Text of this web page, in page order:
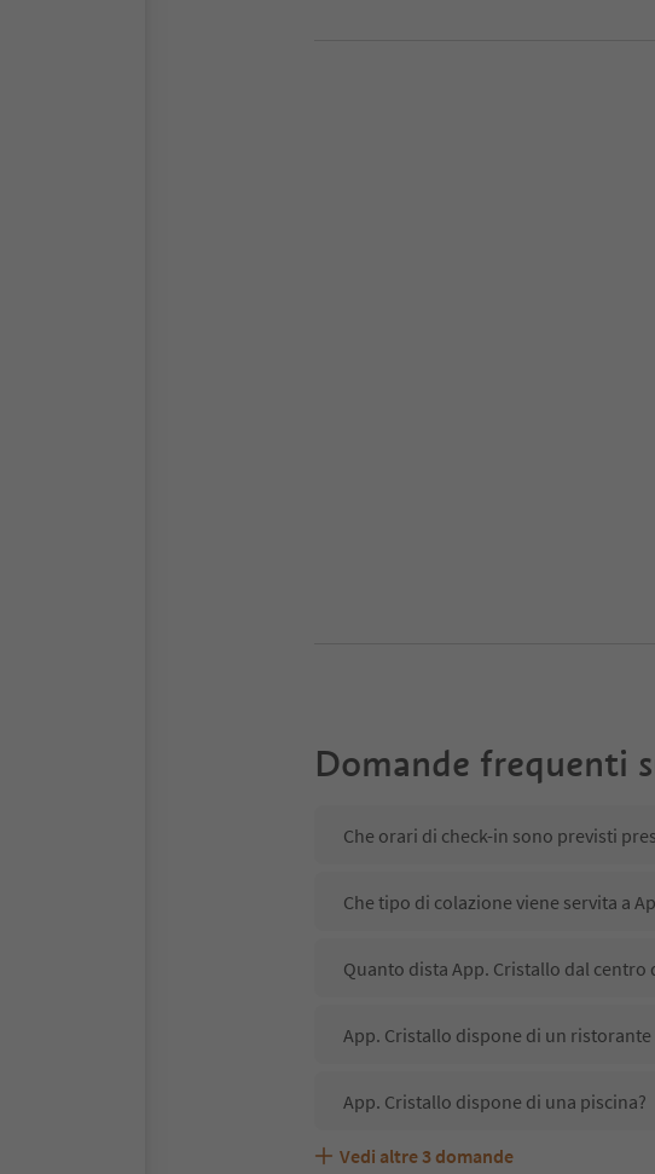
Domande frequenti
Che orari di check-in sono previsti
Che tipo di colazione viene servita a
Quanto dista App. Cristallo dal centro
App. Cristallo dispone di un ristorante
App. Cristallo dispone di una piscina?
App. Cristallo accetta animali
Quali servizi/attività sono disponibili
Gli ospiti di App. Cristallo ricevono
Vedi altre 3 domande